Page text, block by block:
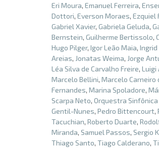
Eri Moura, Emanuel Ferreira,
Dottori, Everson Moraes, Ezquiel
Gabriel Xavier, Gabriela Geluda,
Bernstein, Guilherme Bertissolo,
Hugo Pilger, Igor Leão Maia, Ingrid
Areias, Jonatas Weima, Jorge
Léa Silva de Carvalho Freire, Luigi
Marcelo Bellini, Marcelo Carneiro
Fernandes, Marina Spoladore,
Scarpa Neto, Orquestra Sinfônica
Gentil-Nunes, Pedro Bittencourt,
Tacuchian, Roberto Duarte,
Miranda, Samuel Passos, Sergio
Thiago Santo, Tiago Calderano,